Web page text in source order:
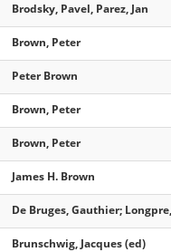
Brodsky, Pavel, Parez, Jan
Brown, Peter
Peter Brown
Brown, Peter
Brown, Peter
James H. Brown
De Bruges, Gauthier;
Brunschwig, Jacques (ed)